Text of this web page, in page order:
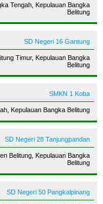
Tengah, Kepulauan Bangka
Belitung
SD Negeri 16 Gantung
Timur, Kepulauan Bangka
Belitung
SMKN 1 Koba
Kepulauan Bangka Belitung
SD Negeri 28 Tanjungpandan
Belitung, Kepulauan Bangka
Belitung
SD Negeri 50 Pangkalpinang